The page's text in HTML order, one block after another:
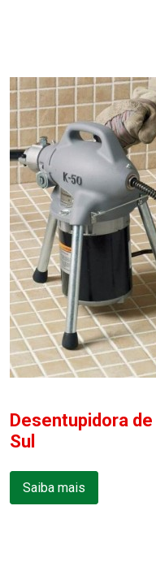
Desentupidora
Sul
Saiba mais